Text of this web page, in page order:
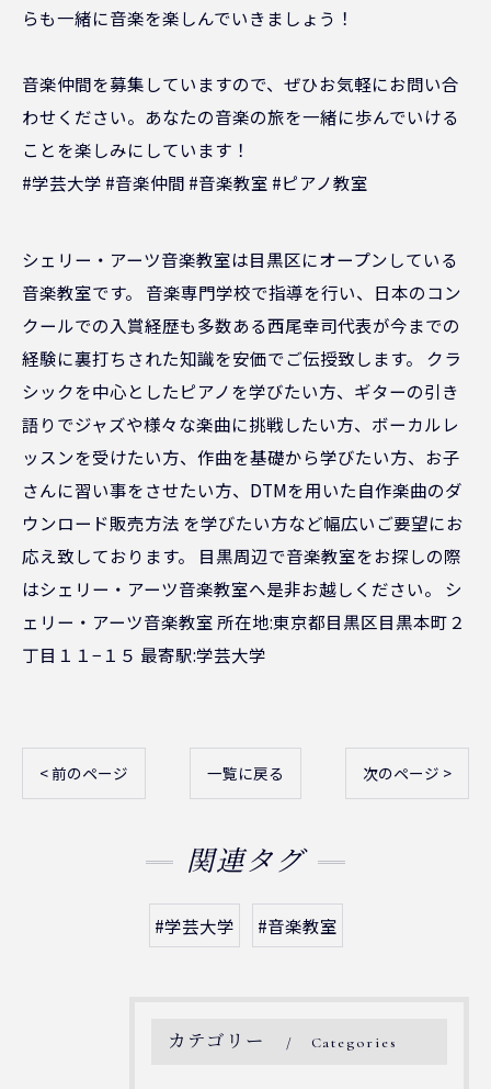
らも一緒に音楽を楽しんでいきましょう！
音楽仲間を募集していますので、ぜひお気軽にお問い合
わせください。あなたの音楽の旅を一緒に歩んでいける
ことを楽しみにしています！
#学芸大学 #音楽仲間 #音楽教室 #ピアノ教室
シェリー・アーツ音楽教室は目黒区にオープンしている
音楽教室です。 音楽専門学校で指導を行い、日本のコン
クールでの入賞経歴も多数ある西尾幸司代表が今までの
経験に裏打ちされた知識を安価でご伝授致します。 クラ
シックを中心としたピアノを学びたい方、ギターの引き
語りでジャズや様々な楽曲に挑戦したい方、ボーカルレ
ッスンを受けたい方、作曲を基礎から学びたい方、お子
さんに習い事をさせたい方、DTMを用いた自作楽曲のダ
ウンロード販売方法 を学びたい方など幅広いご要望にお
応え致しております。 目黒周辺で音楽教室をお探しの際
はシェリー・アーツ音楽教室へ是非お越しください。 シ
ェリー・アーツ音楽教室 所在地:東京都目黒区目黒本町２
丁目１１−１５ 最寄駅:学芸大学
< 前のページ 一覧に戻る 次のページ >
関連タグ
#学芸大学 #音楽教室
カテゴリー Categories